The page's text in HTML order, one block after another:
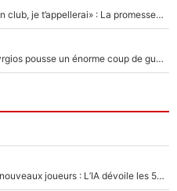
Mercato - OM - «Dès que je prends un club, je t’appellerai» : La promesse de Marcelino au moment de claquer la porte
Victime de racisme contre Murray, Kyrgios pousse un énorme coup de gueule !
Zinédine Zidane va sélectionner des nouveaux joueurs : L’IA dévoile les 5 cracks qui pourraient rapidement le rejoindre en équipe de France !